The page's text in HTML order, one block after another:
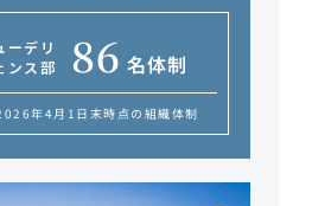
ーデリ
ンス部
86 名体制
年4月1日末時点の組織体制